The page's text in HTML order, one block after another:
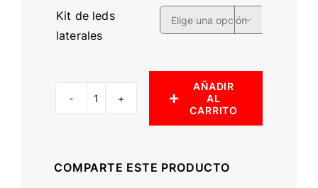
Kit de leds
laterales

Rack
AÑADIR
AL
CARRITO
COMPARTE ESTE PRODUCTO